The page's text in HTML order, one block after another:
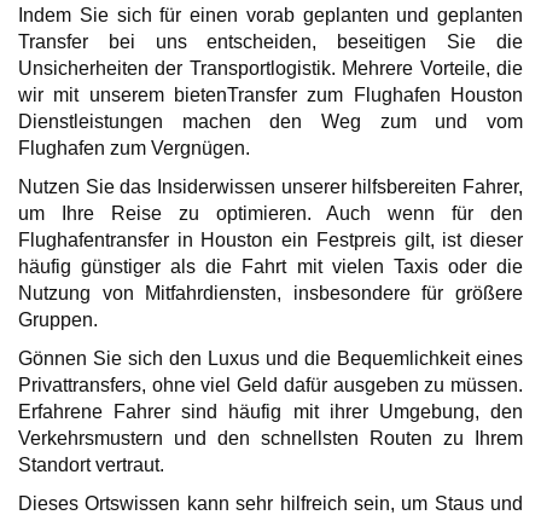
Indem Sie sich für einen vorab geplanten und geplanten
Transfer bei uns entscheiden, beseitigen Sie die
Unsicherheiten der Transportlogistik. Mehrere Vorteile, die
wir mit unserem bietenTransfer zum Flughafen Houston
Dienstleistungen machen den Weg zum und vom
Flughafen zum Vergnügen.
Nutzen Sie das Insiderwissen unserer hilfsbereiten Fahrer,
um Ihre Reise zu optimieren. Auch wenn für den
Flughafentransfer in Houston ein Festpreis gilt, ist dieser
häufig günstiger als die Fahrt mit vielen Taxis oder die
Nutzung von Mitfahrdiensten, insbesondere für größere
Gruppen.
Gönnen Sie sich den Luxus und die Bequemlichkeit eines
Privattransfers, ohne viel Geld dafür ausgeben zu müssen.
Erfahrene Fahrer sind häufig mit ihrer Umgebung, den
Verkehrsmustern und den schnellsten Routen zu Ihrem
Standort vertraut.
Dieses Ortswissen kann sehr hilfreich sein, um Staus und